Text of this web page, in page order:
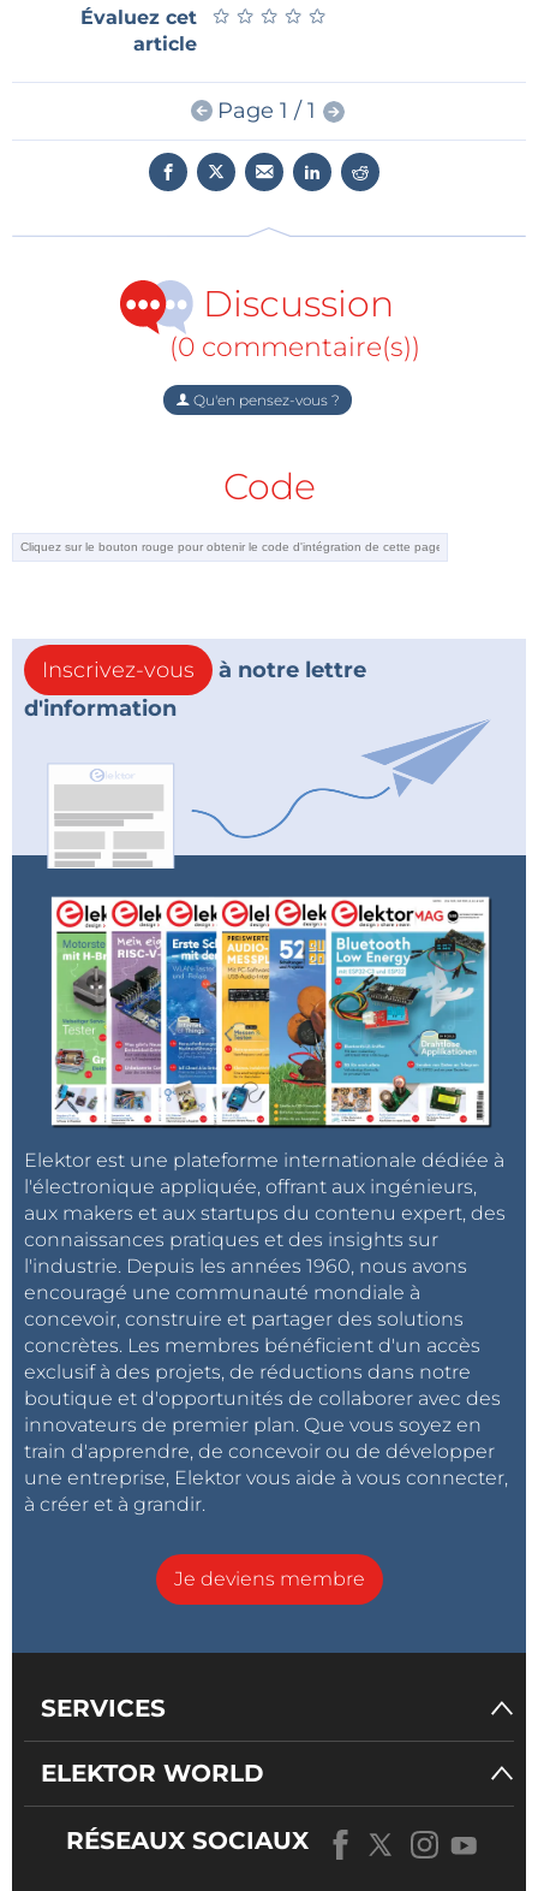
Évaluez cet
article
★ ★ ★ ★ ★
★ ★ ★ ★ ★
Page 1 / 1
Discussion
(0 commentaire(s))
Qu'en pensez-vous ?
Code
Inscrivez-vous
à notre lettre
d'information
Elektor est une plateforme internationale dédiée à
l'électronique appliquée, offrant aux ingénieurs,
aux makers et aux startups du contenu expert, des
connaissances pratiques et des insights sur
l'industrie. Depuis les années 1960, nous avons
encouragé une communauté mondiale à
concevoir, construire et partager des solutions
concrètes. Les membres bénéficient d'un accès
exclusif à des projets, de réductions dans notre
boutique et d'opportunités de collaborer avec des
innovateurs de premier plan. Que vous soyez en
train d'apprendre, de concevoir ou de développer
une entreprise, Elektor vous aide à vous connecter,
à créer et à grandir.
Je deviens membre
SERVICES
ELEKTOR WORLD
RÉSEAUX SOCIAUX